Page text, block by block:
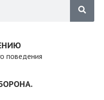
поведения